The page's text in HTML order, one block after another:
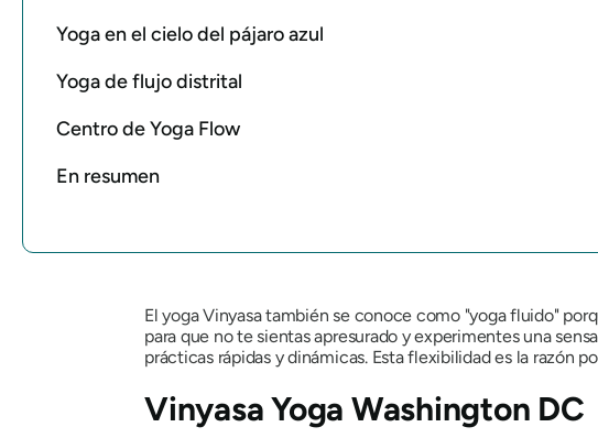
Yoga en el cielo del pájaro azul
Yoga de flujo distrital
Centro de Yoga Flow
En resumen
El yoga Vinyasa también se conoce como "yoga fluido"
para que no te sientas apresurado y experimentes una
prácticas rápidas y dinámicas. Esta flexibilidad es la razón
Vinyasa Yoga Washington DC